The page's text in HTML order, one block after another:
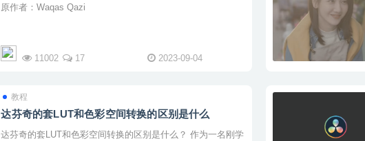
原作者：Waqas Qazi
11002 17 2023-09-04
教程
达芬奇的套LUT和色彩空间转换的区别是什么
达芬奇的套LUT和色彩空间转换的区别是什么？ 作为一名刚学